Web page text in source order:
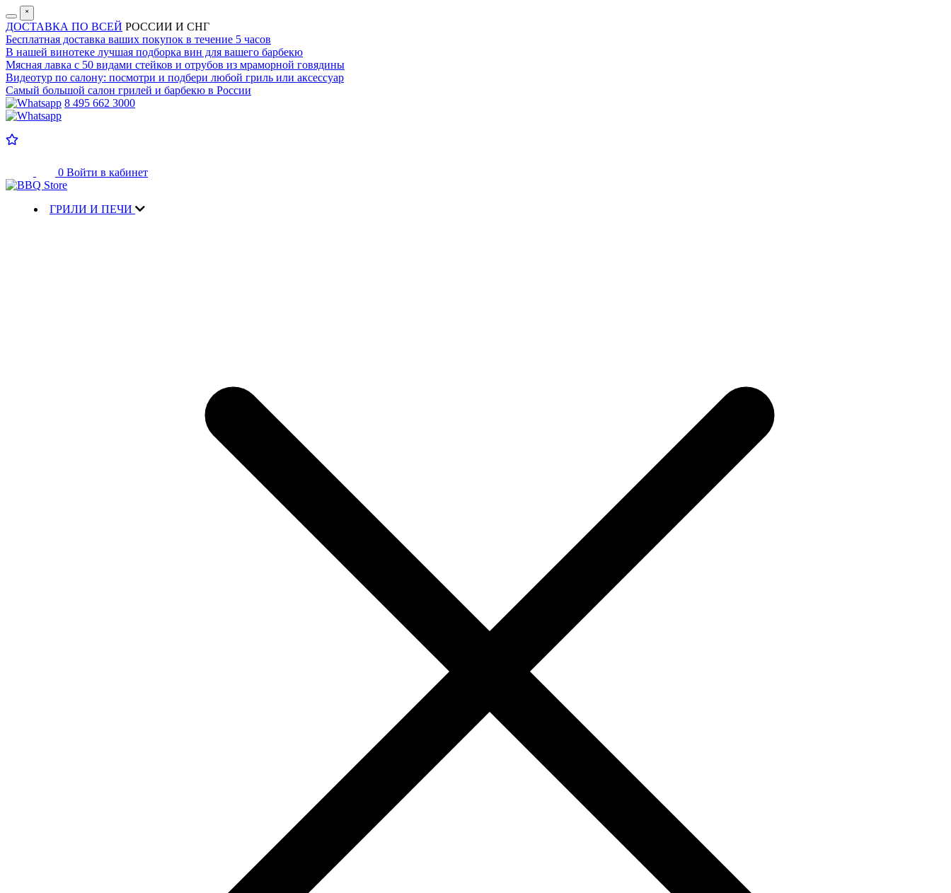
˟
ДОСТАВКА ПО ВСЕЙ РОССИИ И СНГ
Бесплатная доставка ваших покупок в течение 5 часов
В нашей винотеке лучшая подборка вин для вашего барбекю
Мясная лавка с 50 видами стейков и отрубов из мраморной говядины
Видеотур по салону: посмотри и подбери любой гриль или аксессуар
Самый большой салон грилей и барбекю в России
8 495 662 3000
0 Войти в кабинет
ГРИЛИ И ПЕЧИ